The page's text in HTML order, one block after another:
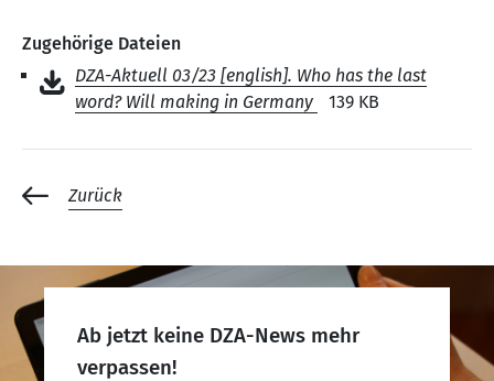
Zugehörige Dateien
DZA-Aktuell 03/23 [english]. Who has the last
word? Will making in Germany
139 KB
Zurück
Ab jetzt keine DZA-News mehr
verpassen!